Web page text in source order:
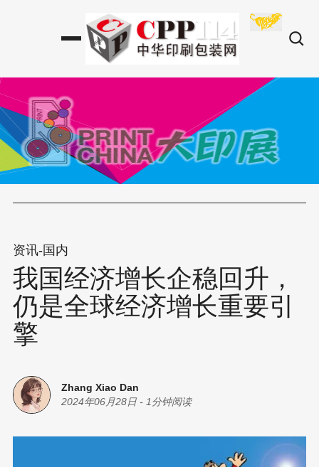
资讯-国内
我国经济增长企稳回升，
仍是全球经济增长重要引
擎
Zhang Xiao Dan
2024年06月28日 - 1分钟阅读